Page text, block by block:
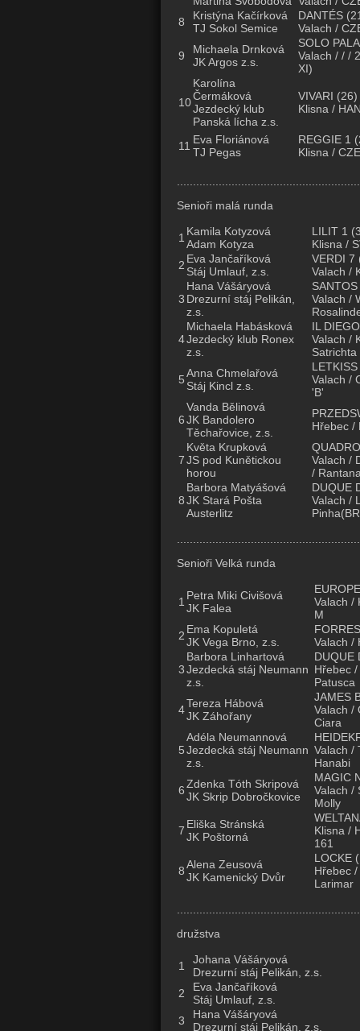
8
Kristýna Kačírková
TJ Sokol Semice
DANTÉS
Valach /
9
Michaela Drnková
JK Argos z.s.
SOLO
Valach / / /
XI)
10
Karolína
Čermáková
Jezdecký klub
Panská lícha z.s.
VIVARI (26)
Klisna /
11 Eva Floriánová
TJ Pegas
REGGIE 1
Klisna /
Senioři malá runda
1 Kamila Kotyzová
Adam Kotyza
LILIT 1
Klisna /
2 Eva Jančaříková
Stáj Umlauf, z.s.
VERDI 7
Valach /
3
Hana Vášáryová
Drezurní stáj Pelikán,
z.s.
Valach /
4
Michaela Habásková
Jezdecký klub Ronex
z.s.
IL DIEGO
Valach /
Satrichta
5Anna Chmelařová
Stáj Kincl z.s.
LETKISS
Valach /
'B'
6
Vanda Bělinová
JK Bandolero
Těchařovice, z.s.
Hřebec /
7
Květa Krupková
JS pod Kunětickou
horou
QUADRO
Valach /
/
8
Barbora Matyášová
JK Stará Pošta
Austerlitz
DUQUE
Valach /
Senioři Velká runda
1 Petra Miki Civišová
JK Falea
Valach /
M
2 Ema Kopuletá
JK Vega Brno, z.s.
Valach /
3
Barbora Linhartová
Jezdecká stáj Neumann
z.s.
DUQUE
Hřebec
Patusca
4Tereza Hábová
JK Záhořany
JAMES
Valach /
Ciara
5
Adéla Neumannová
Jezdecká stáj Neumann
z.s.
Valach /
Hanabi
6Zdenka Tóth Skripová
JK Skrip Dobročkovice
MAGIC
Valach /
Molly
7 Eliška Stránská
JK Poštorná
Klisna /
161
8Alena Zeusová
JK Kamenický Dvůr
LOCKE
Hřebec
Larimar
družstva
1
Johana Vášáryová
Drezurní stáj Pelikán, z.s.
2
Eva Jančaříková
Stáj Umlauf, z.s.
3
Hana Vášáryová
Drezurní stáj Pelikán, z.s.